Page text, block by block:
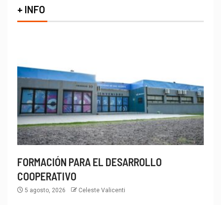
+ INFO
FORMACIÓN PARA EL DESARROLLO
COOPERATIVO
5 agosto, 2026 Celeste Valicenti